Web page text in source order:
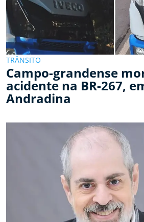
TRÂNSITO
Campo-grandense
acidente na BR-267,
Andradina